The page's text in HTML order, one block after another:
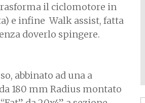
il ciclomotore in
e infine Walk assist, fatta
doverlo spingere.
abbinato ad una a
180 mm Radius montato